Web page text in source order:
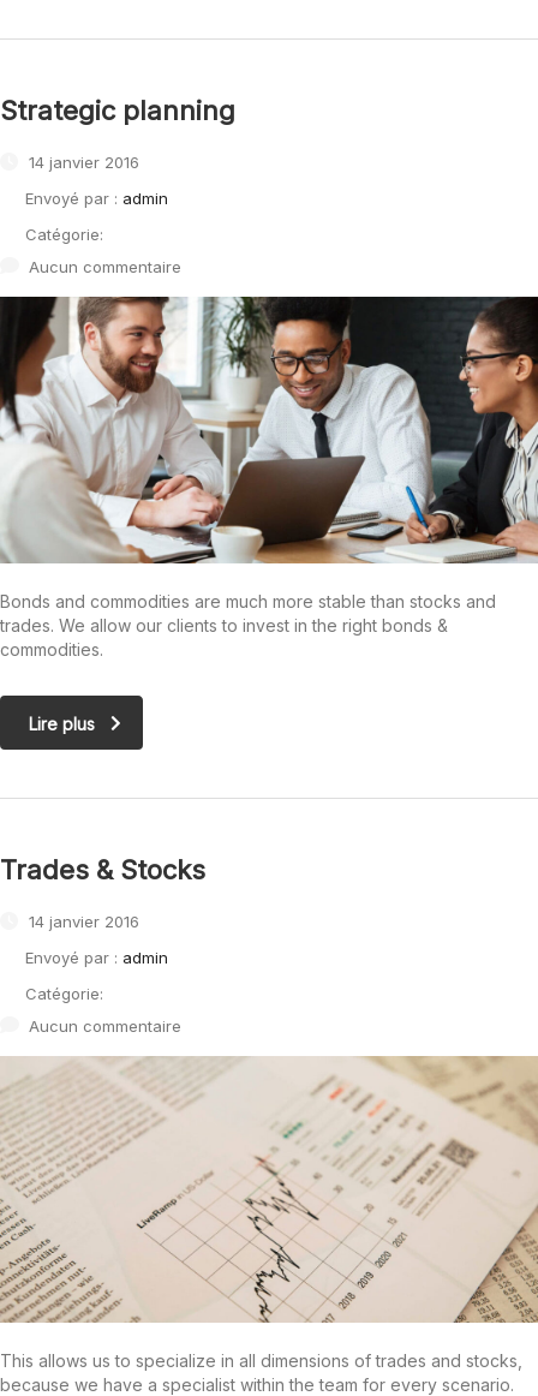
Strategic planning
14 janvier 2016
Envoyé par : admin
Catégorie:
Aucun commentaire
Bonds and commodities are much more stable than stocks and
trades. We allow our clients to invest in the right bonds &
commodities.
Lire plus
Trades & Stocks
14 janvier 2016
Envoyé par : admin
Catégorie:
Aucun commentaire
This allows us to specialize in all dimensions of trades and stocks,
because we have a specialist within the team for every scenario.